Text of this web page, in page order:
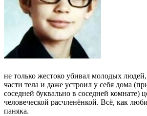
не только жестоко убивал молодых
части тела и даже устроил у себя дома
соседней буквально в соседней комнате)
человеческой расчленёнкой. Всё, как
паняка.